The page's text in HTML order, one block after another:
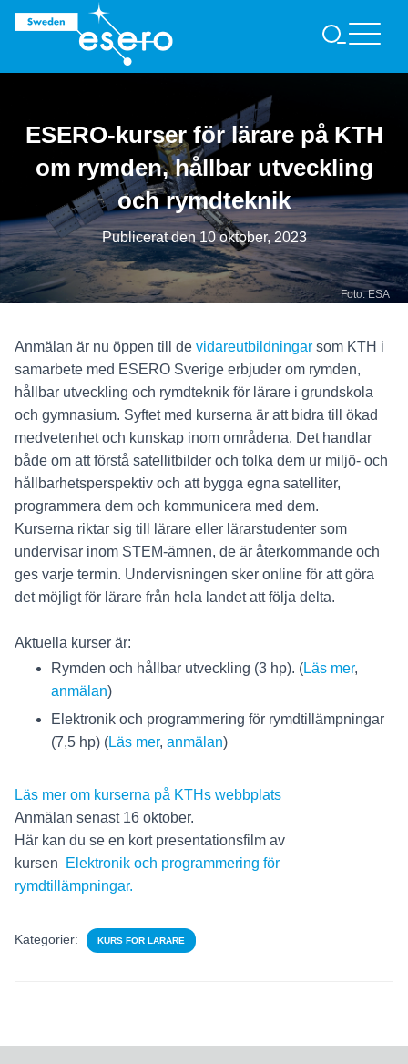
S
K
ESERO-kurser för lärare på KTH
om rymden, hållbar utveckling
och rymdteknik
Publicerat den10 oktober, 2023
Foto: ESA
Anmälan är nu öppen till de vidareutbildningar som KTH i
samarbete med ESERO Sverige erbjuder om rymden,
hållbar utveckling och rymdteknik för lärare i grundskola
och gymnasium. Syftet med kurserna är att bidra till ökad
medvetenhet och kunskap inom områdena. Det handlar
både om att förstå satellitbilder och tolka dem ur miljö- och
hållbarhetsperspektiv och att bygga egna satelliter,
programmera dem och kommunicera med dem.
Kurserna riktar sig till lärare eller lärarstudenter som
undervisar inom STEM-ämnen, de är återkommande och
ges varje termin. Undervisningen sker online för att göra
det möjligt för lärare från hela landet att följa delta.
Aktuella kurser är:
Rymden och hållbar utveckling (3 hp). (Läs mer,
anmälan)
Elektronik och programmering för rymdtillämpningar
(7,5 hp) (Läs mer, anmälan)
Läs mer om kurserna på KTHs webbplats
Anmälan senast 16 oktober.
Här kan du se en kort presentationsfilm av
kursen
Elektronik och programmering för
rymdtillämpningar.
Kategorier: KURS FÖR LÄRARE